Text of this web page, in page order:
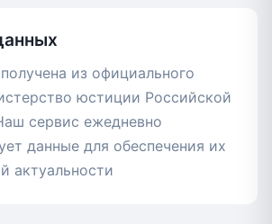
из официального
юстиции Российской
сервис ежедневно
данные для обеспечения их
актуальности